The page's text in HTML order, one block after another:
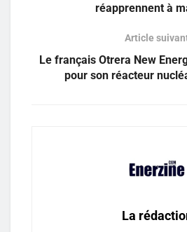
réapprennent à
Article
Le français Otrera New
pour son réacteur
La